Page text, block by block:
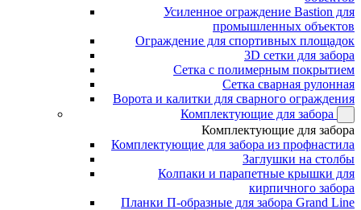
Усиленное ограждение Bastion для
промышленных объектов
Ограждение для спортивных площадок
3D сетки для забора
Сетка с полимерным покрытием
Сетка сварная рулонная
Ворота и калитки для сварного ограждения
Комплектующие для забора
Комплектующие для забора
Комплектующие для забора из профнастила
Заглушки на столбы
Колпаки и парапетные крышки для
кирпичного забора
Планки П-образные для забора Grand Line